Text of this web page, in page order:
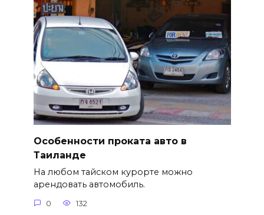
Особенности проката авто в
Таиланде
На любом тайском курорте можно
арендовать автомобиль.
0 132